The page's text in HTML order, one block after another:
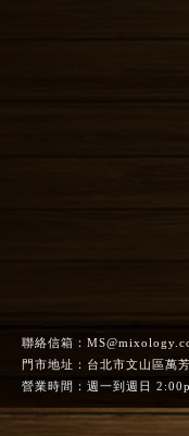
聯絡信箱：
門市地址：台北市文山區萬
營業時間：週一到週日